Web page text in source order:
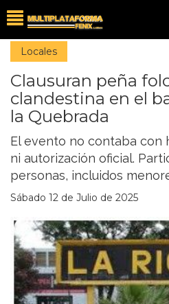
Locales
Clausuran peña
clandestina en el
la Quebrada
El evento no contaba con
ni autorización oficial.
personas, incluidos
Sábado 12 de Julio de 2025